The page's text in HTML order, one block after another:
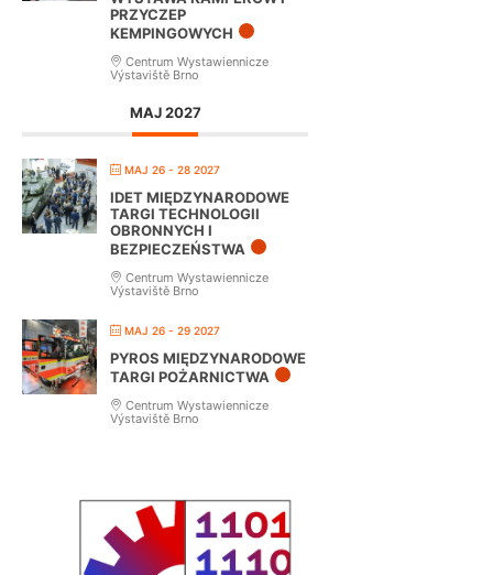
PRZYCZEP
KEMPINGOWYCH
Centrum Wystawiennicze
Výstaviště Brno
MAJ 2027
MAJ 26 - 28 2027
IDET MIĘDZYNARODOWE
TARGI TECHNOLOGII
OBRONNYCH I
BEZPIECZEŃSTWA
Centrum Wystawiennicze
Výstaviště Brno
MAJ 26 - 29 2027
PYROS MIĘDZYNARODOWE
TARGI POŻARNICTWA
Centrum Wystawiennicze
Výstaviště Brno